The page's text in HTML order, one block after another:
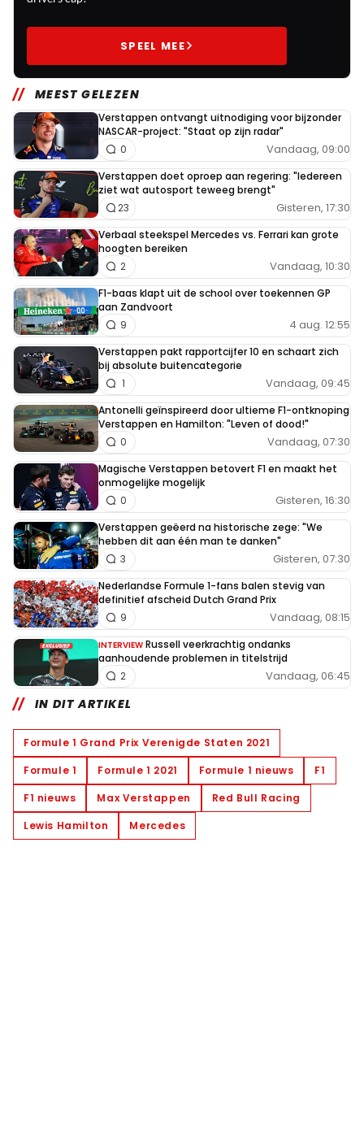
SPEEL MEE
MEEST GELEZEN
Verstappen ontvangt uitnodiging voor bijzonder
NASCAR-project: "Staat op zijn radar"
Vandaag, 09:00
0
Verstappen doet oproep aan regering: "Iedereen
ziet wat autosport teweeg brengt"
Gisteren, 17:30
23
Verbaal steekspel Mercedes vs. Ferrari kan grote
hoogten bereiken
Vandaag, 10:30
2
F1-baas klapt uit de school over toekennen GP
aan Zandvoort
4 aug. 12:55
9
Verstappen pakt rapportcijfer 10 en schaart zich
bij absolute buitencategorie
Vandaag, 09:45
1
Antonelli geïnspireerd door ultieme F1-ontknoping
Verstappen en Hamilton: "Leven of dood!"
Vandaag, 07:30
0
Magische Verstappen betovert F1 en maakt het
onmogelijke mogelijk
Gisteren, 16:30
0
Verstappen geëerd na historische zege: "We
hebben dit aan één man te danken"
Gisteren, 07:30
3
Nederlandse Formule 1-fans balen stevig van
definitief afscheid Dutch Grand Prix
Vandaag, 08:15
9
INTERVIEW Russell veerkrachtig ondanks
aanhoudende problemen in titelstrijd
Vandaag, 06:45
2
IN DIT ARTIKEL
Formule 1 Grand Prix Verenigde Staten 2021
Formule 1
Formule 1 2021 Formule 1 nieuws
F1
F1 nieuws
Max Verstappen
Red Bull Racing
Lewis Hamilton
Mercedes